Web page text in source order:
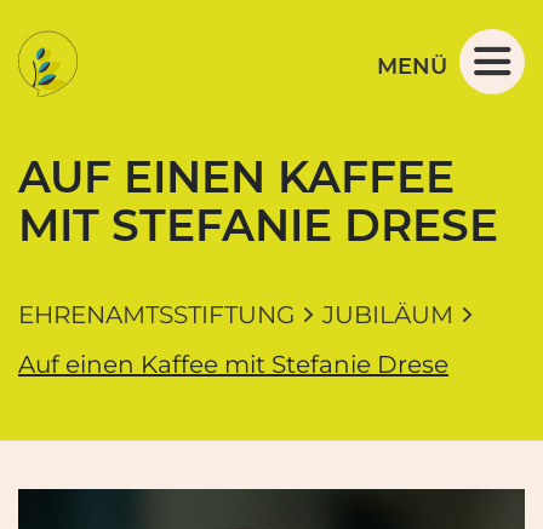
MENÜ
AUF EINEN KAFFEE
MIT STEFANIE DRESE
EHRENAMTSSTIFTUNG
JUBILÄUM
Auf einen Kaffee mit Stefanie Drese